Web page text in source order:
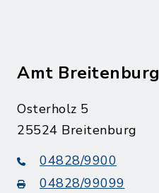
Amt Breitenburg
Osterholz 5
25524 Breitenburg
04828/9900
04828/99099